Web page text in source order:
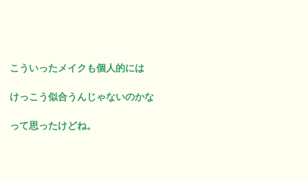
こういったメイクも個人的には
けっこう似合うんじゃないのかな
って思ったけどね。